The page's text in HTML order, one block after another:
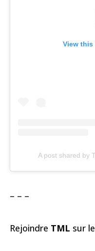
View this
A post shared by
– – –
Rejoindre TML sur